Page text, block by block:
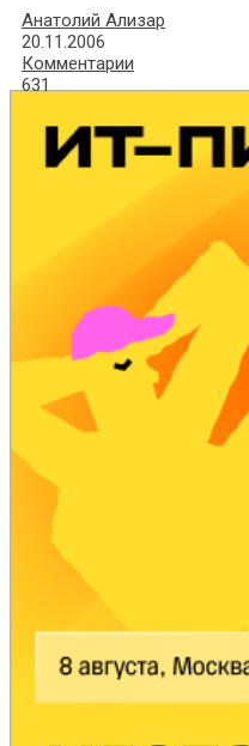
Анатолий Ализар
20.11.2006
Комментарии
631